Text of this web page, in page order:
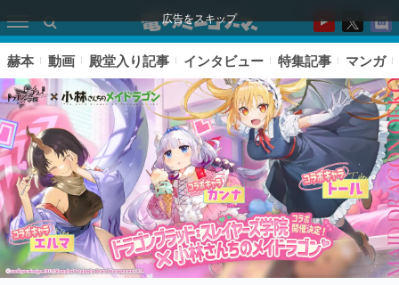
広告をスキップ
赫本 動画 殿堂入り記事 インタビュー 特集記事 マンガ